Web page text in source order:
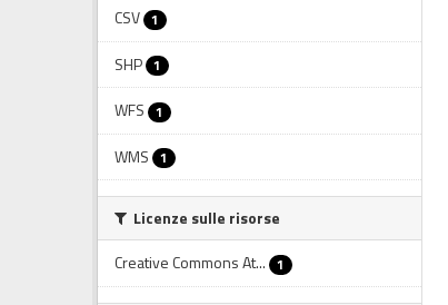
CSV 1
SHP 1
WFS 1
WMS 1
Licenze sulle risorse
Creative Commons At... 1